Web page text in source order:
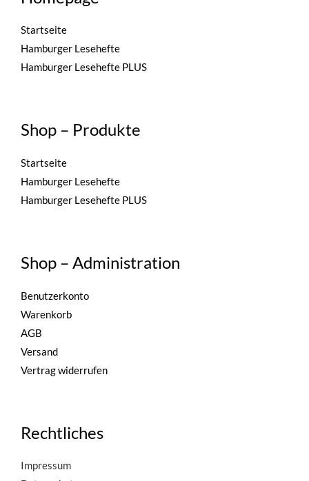
Startseite
Hamburger Lesehefte
Hamburger Lesehefte PLUS
Shop – Produkte
Startseite
Hamburger Lesehefte
Hamburger Lesehefte PLUS
Shop – Administration
Benutzerkonto
Warenkorb
AGB
Versand
Vertrag widerrufen
Rechtliches
Impressum